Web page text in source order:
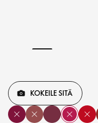
KOKEILE SITÄ